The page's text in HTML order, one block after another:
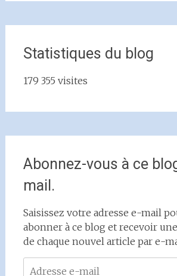
Statistiques du blog
179 355 visites
Abonnez-vous à ce
mail.
Saisissez votre adresse e-mail
abonner à ce blog et recevoir
de chaque nouvel article par e-
Adresse